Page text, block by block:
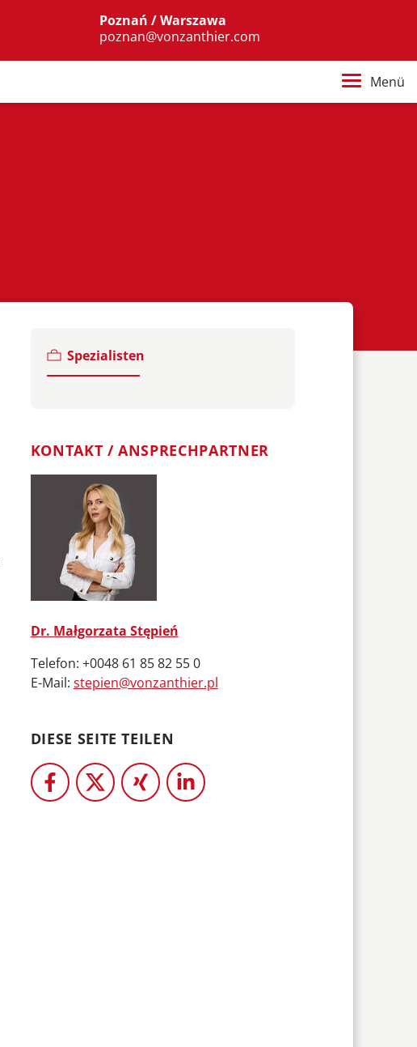
Poznań / Warszawa
poznan@vonzanthier.com
Menü
Spezialisten
KONTAKT / ANSPRECHPARTNER
Dr. Małgorzata Stępień
Telefon: +0048 61 85 82 55 0
E-Mail: stepien@vonzanthier.pl
DIESE SEITE TEILEN